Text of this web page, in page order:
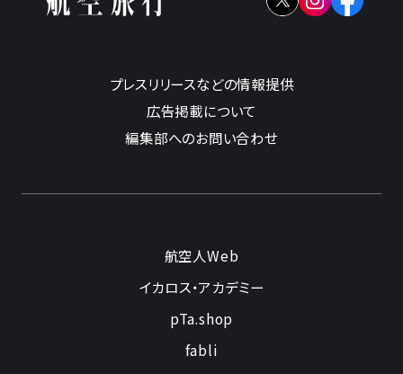
プレスリリースなどの情報提供
広告掲載について
編集部へのお問い合わせ
航空人Web
イカロス・アカデミー
pTa.shop
fabli